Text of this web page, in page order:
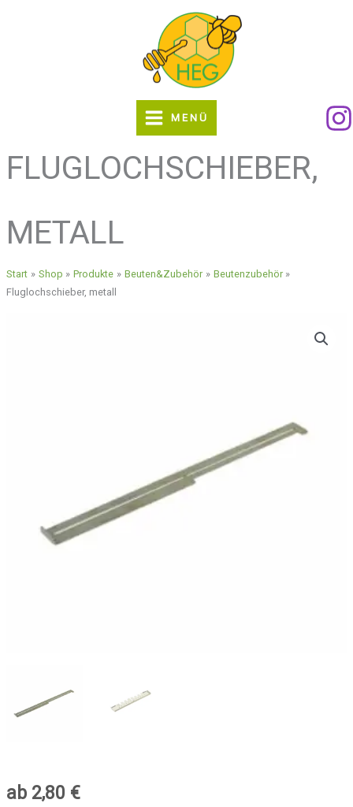
MENÜ
FLUGLOCHSCHIEBER,
METALL
Start Shop Produkte Beuten&Zubehör
Beutenzubehör
Fluglochschieber, metall
ab 2,80 €